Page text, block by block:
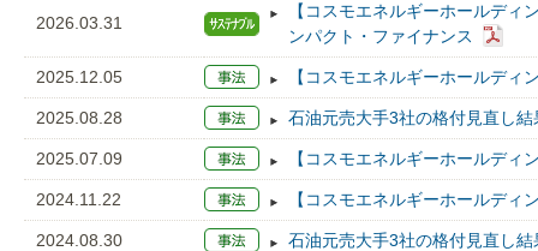
2026.03.31
【コスモエネルギーホールデ
ンパクト・ファイナンス
2025.12.05 【コスモエネルギーホールディ
2025.08.28 石油元売大手3社の格付見直し結
2025.07.09 【コスモエネルギーホールディ
2024.11.22 【コスモエネルギーホールディ
2024.08.30 石油元売大手3社の格付見直し結